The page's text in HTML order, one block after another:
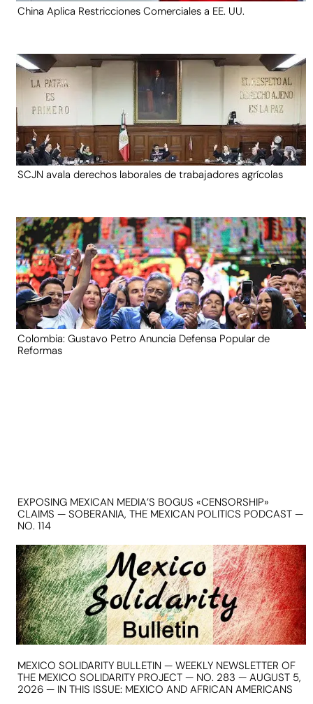
China Aplica Restricciones Comerciales a EE. UU.
SCJN avala derechos laborales de trabajadores agrícolas
Colombia: Gustavo Petro Anuncia Defensa Popular de
Reformas
EXPOSING MEXICAN MEDIA’S BOGUS «CENSORSHIP»
CLAIMS — SOBERANIA, THE MEXICAN POLITICS PODCAST —
NO. 114
MEXICO SOLIDARITY BULLETIN — WEEKLY NEWSLETTER OF
THE MEXICO SOLIDARITY PROJECT — NO. 283 — AUGUST 5,
2026 — IN THIS ISSUE: MEXICO AND AFRICAN AMERICANS